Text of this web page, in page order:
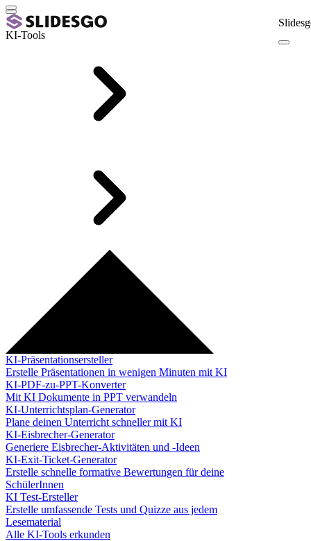
KI-Tools
KI-Präsentationsersteller
Erstelle Präsentationen in wenigen Minuten mit KI
KI-PDF-zu-PPT-Konverter
Mit KI Dokumente in PPT verwandeln
KI-Unterrichtsplan-Generator
Plane deinen Unterricht schneller mit KI
KI-Eisbrecher-Generator
Generiere Eisbrecher-Aktivitäten und -Ideen
KI-Exit-Ticket-Generator
Erstelle schnelle formative Bewertungen für deine
SchülerInnen
KI Test-Ersteller
Erstelle umfassende Tests und Quizze aus jedem
Lesematerial
Alle KI-Tools erkunden